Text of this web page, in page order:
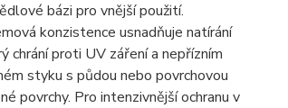
bázi pro vnější použití.
konzistence usnadňuje natírání
proti UV záření a nepřízním
styku s půdou nebo povrchovou
povrchy. Pro intenzivnější ochranu v